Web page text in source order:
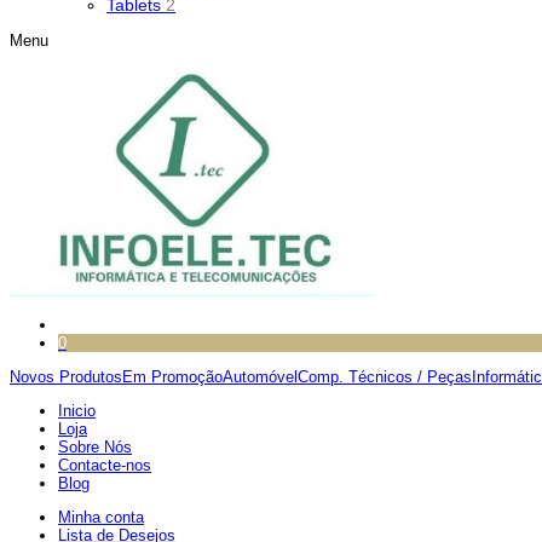
Tablets 2
Menu
0
Novos Produtos Em PromoçãoAutomóvel Comp. Técnicos / Peças
Inicio
Loja
Sobre Nós
Contacte-nos
Blog
Minha conta
Lista de Desejos